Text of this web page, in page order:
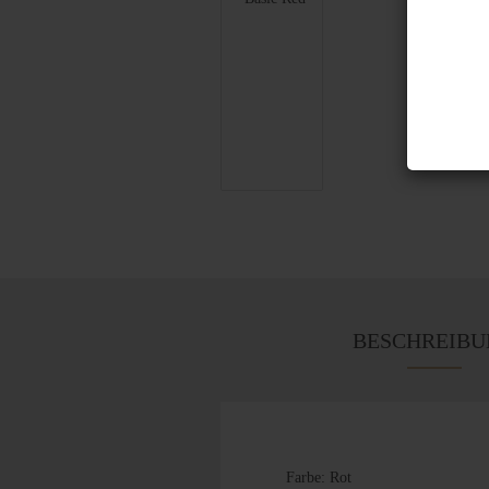
Farbe: Rot